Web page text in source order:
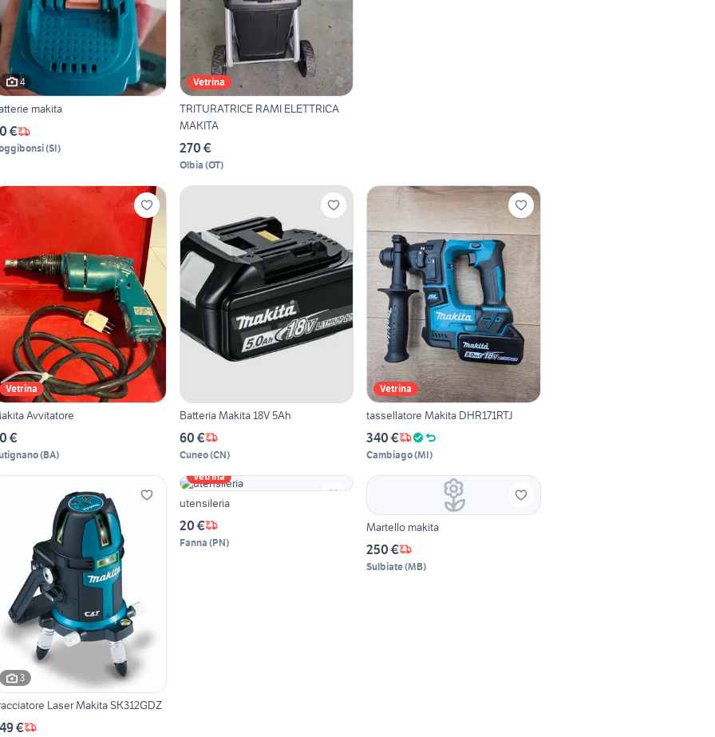
4
makita
€
(SI)
Vetrina
TRITURATRICE RAMI ELETTRICA
MAKITA
270 €
Olbia (OT)
Vetrina
Avvitatore
€
(BA)
Batteria Makita 18V 5Ah
60 €
Cuneo(CN)
Vetrina
tassellatore Makita DHR171RTJ
340 €
Cambiago(MI)
3
Laser Makita SK312GDZ
€
Vetrina
utensileria
20 €
Fanna (PN)
Martello makita
250 €
Sulbiate(MB)